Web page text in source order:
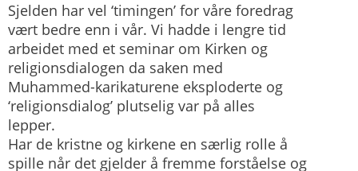
Sjelden har vel ‘timingen’ for våre foredrag
vært bedre enn i vår. Vi hadde i lengre tid
arbeidet med et seminar om Kirken og
religionsdialogen da saken med
Muhammed-karikaturene eksploderte og
‘religionsdialog’ plutselig var på alles
lepper.
Har de kristne og kirkene en særlig rolle å
spille når det gjelder å fremme forståelse og